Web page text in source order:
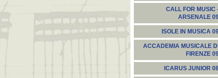
CALL FOR MUSIC
ARSENALE
ISOLE IN MUSICA
ACCADEMIA MUSICALE DI
FIRENZE
ICARUS JUNIOR